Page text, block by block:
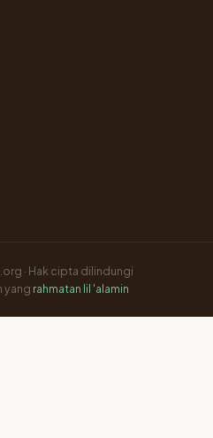
· Hak cipta dilindungi
yang rahmatan lil 'alamin